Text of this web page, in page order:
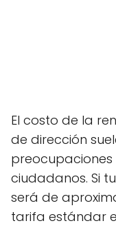
El costo de la
de dirección
ciudadanos. Si
será de
tarifa estándar